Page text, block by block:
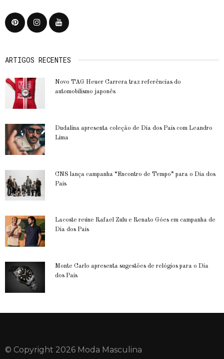
ARTIGOS RECENTES
Novo TAG Heuer Carrera traz referências do
automobilismo japonês
Dudalina apresenta coleção de Dia dos Pais com Leandro
Lima
CNS lança campanha “Encontro de Tempo” para o Dia dos
Pais
Lacoste reúne Rafael Zulu e Renato Góes em campanha de
Dia dos Pais
Monte Carlo apresenta sugestões de relógios para o Dia
dos Pais
© Copyright 2026 Moda Masculina